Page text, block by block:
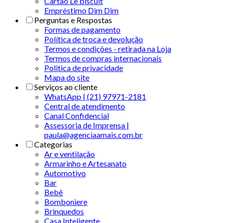
Empréstimo Dim Dim
Perguntas e Respostas
Formas de pagamento
Política de troca e devolução
Termos e condições - retirada na Loja
Termos de compras internacionais
Politica de privacidade
Mapa do site
Serviços ao cliente
WhatsApp | (21) 97971-2181
Central de atendimento
Canal Confidencial
Assessoria de Imprensa |
paula@agenciaamais.com.br
Categorias
Ar e ventilação
Armarinho e Artesanato
Automotivo
Bar
Bebê
Bomboniere
Brinquedos
Casa Inteligente